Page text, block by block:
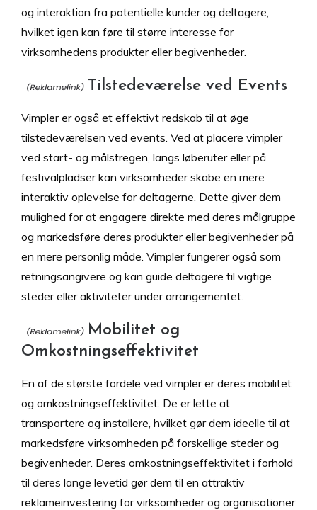
og interaktion fra potentielle kunder og deltagere,
hvilket igen kan føre til større interesse for
virksomhedens produkter eller begivenheder.
Tilstedeværelse ved Events
Vimpler er også et effektivt redskab til at øge
tilstedeværelsen ved events. Ved at placere vimpler
ved start- og målstregen, langs løberuter eller på
festivalpladser kan virksomheder skabe en mere
interaktiv oplevelse for deltagerne. Dette giver dem
mulighed for at engagere direkte med deres målgruppe
og markedsføre deres produkter eller begivenheder på
en mere personlig måde. Vimpler fungerer også som
retningsangivere og kan guide deltagere til vigtige
steder eller aktiviteter under arrangementet.
Mobilitet og
Omkostningseffektivitet
En af de største fordele ved vimpler er deres mobilitet
og omkostningseffektivitet. De er lette at
transportere og installere, hvilket gør dem ideelle til at
markedsføre virksomheden på forskellige steder og
begivenheder. Deres omkostningseffektivitet i forhold
til deres lange levetid gør dem til en attraktiv
reklameinvestering for virksomheder og organisationer